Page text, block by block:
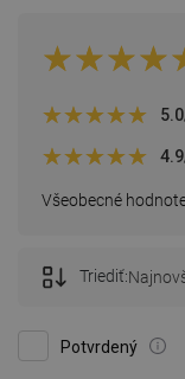
Všeobecné
5.0
4.9
Potvrdený
Triediť: